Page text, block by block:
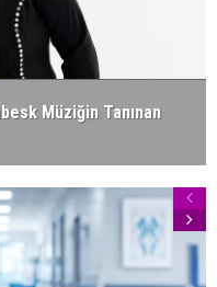
Müziğin Tanınan